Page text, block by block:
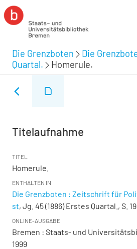
Die Grenzboten Die
Quartal.
Homerule.
Titelaufnahme
TITEL
Homerule.
ENTHALTEN IN
Die Grenzboten : Zeitschrift für
st, Jg. 45 (1886) Erstes Quartal., S.
ONLINE-AUSGABE
Bremen : Staats- und
1999